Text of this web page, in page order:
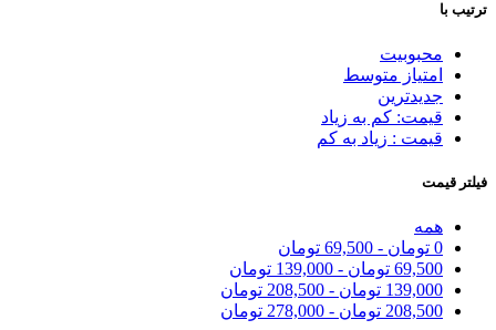
ترتیب با
محبوبیت
امتیاز متوسط
جدیدترین
قیمت: کم به زیاد
قیمت : زیاد به کم
فیلتر قیمت
همه
0 تومان -
69,500 تومان
69,500 تومان -
139,000 تومان
139,000 تومان -
208,500 تومان
208,500 تومان -
278,000 تومان